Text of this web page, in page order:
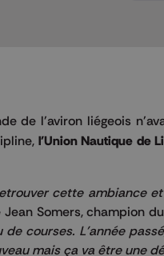
de l'aviron liégeois
l'Union Nautique de
cette ambiance
Somers, champion
courses. L'année
mais ça va être une